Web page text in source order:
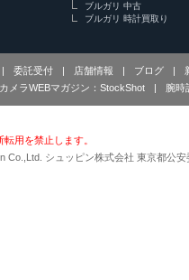
ブルガリ 中古
ブルガリ 時計買取り
委託受付 店舗情報 ブログ
カメラWEBマガジン：StockShot 腕時
用を禁止します。
Co.,Ltd. シュッピン株式会社 東京都公